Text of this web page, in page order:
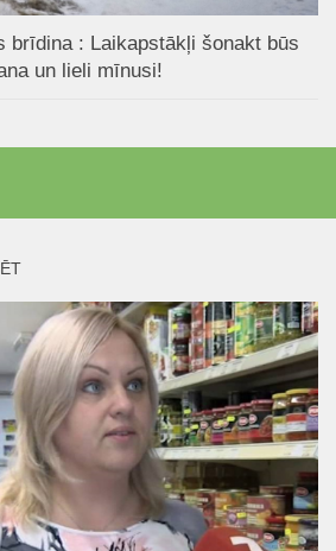
brīdina : Laikapstākļi šonakt būs
un lieli mīnusi!